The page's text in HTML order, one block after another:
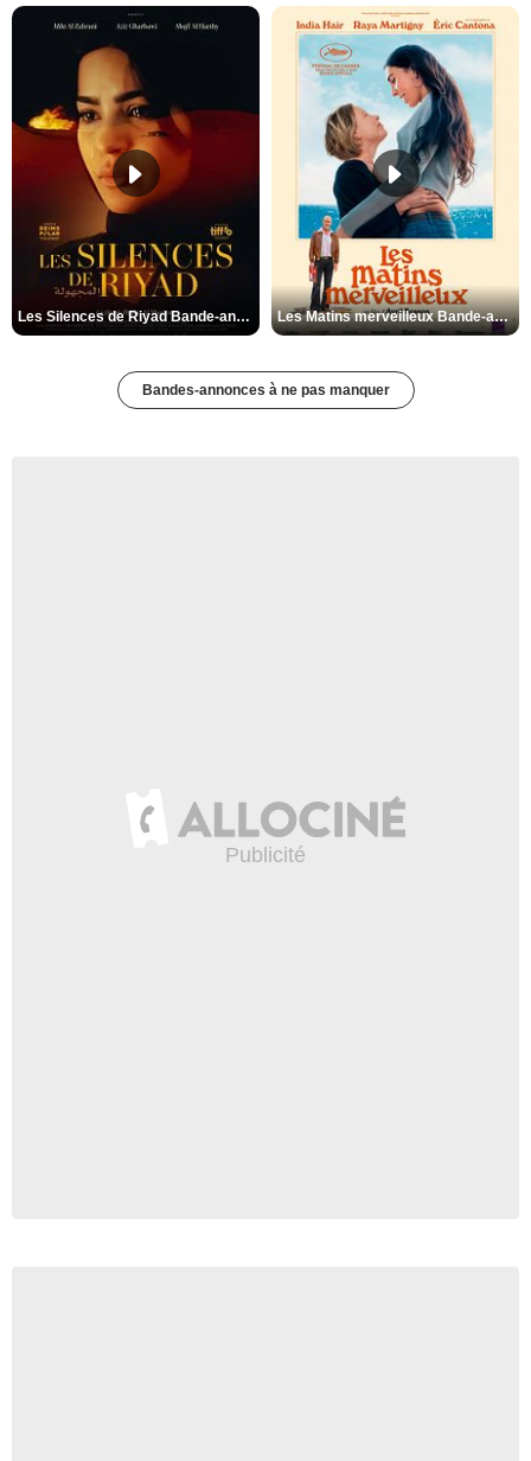
Les Silences de Riyad Bande-annonce VO STFR Les Matins merveilleux Bande-annonce VF
Bandes-annonces à ne pas manquer